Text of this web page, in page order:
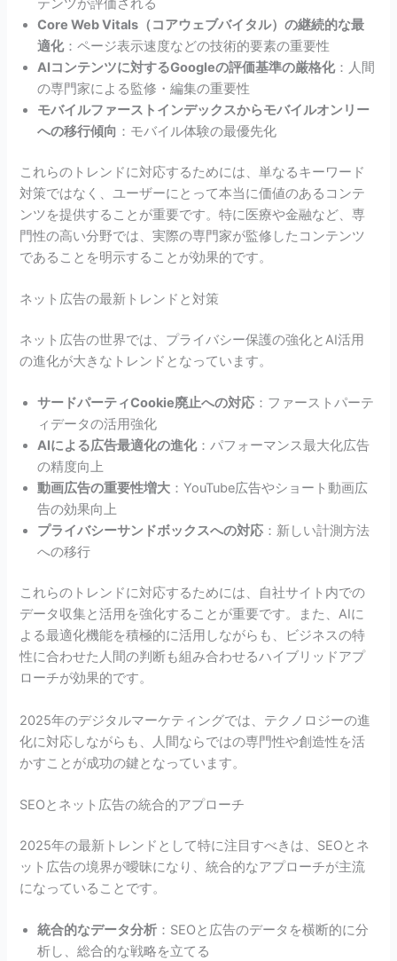
テンツが評価される
Core Web Vitals（コアウェブバイタル）の継続的な最
適化：ページ表示速度などの技術的要素の重要性
AIコンテンツに対するGoogleの評価基準の厳格化：人間
の専門家による監修・編集の重要性
モバイルファーストインデックスからモバイルオンリー
への移行傾向 ：モバイル体験の最優先化
これらのトレンドに対応するためには、単なるキーワード
対策ではなく、ユーザーにとって本当に価値のあるコンテ
ンツを提供することが重要です。特に医療や金融など、専
門性の高い分野では、実際の専門家が監修したコンテンツ
であることを明示することが効果的です。
ネット広告の最新トレンドと対策
ネット広告の世界では、プライバシー保護の強化とAI活用
の進化が大きなトレンドとなっています。
サードパーティCookie廃止への対応 ：ファーストパーテ
ィデータの活用強化
AIによる広告最適化の進化：パフォーマンス最大化広告
の精度向上
動画広告の重要性増大 ：YouTube広告やショート動画広
告の効果向上
プライバシーサンドボックスへの対応 ：新しい計測方法
への移行
これらのトレンドに対応するためには、自社サイト内での
データ収集と活用を強化することが重要です。また、AIに
よる最適化機能を積極的に活用しながらも、ビジネスの特
性に合わせた人間の判断も組み合わせるハイブリッドアプ
ローチが効果的です。
2025年のデジタルマーケティングでは、テクノロジーの進
化に対応しながらも、人間ならではの専門性や創造性を活
かすことが成功の鍵となっています。
SEOとネット広告の統合的アプローチ
2025年の最新トレンドとして特に注目すべきは、SEOとネ
ット広告の境界が曖昧になり、統合的なアプローチが主流
になっていることです。
統合的なデータ分析 ：SEOと広告のデータを横断的に分
析し、総合的な戦略を立てる